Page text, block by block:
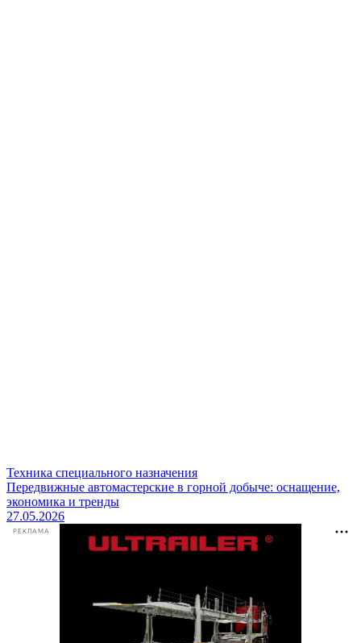
Техника специального назначения
Передвижные автомастерские в горной добыче: оснащение,
экономика и тренды
27.05.2026
РЕКЛАМА